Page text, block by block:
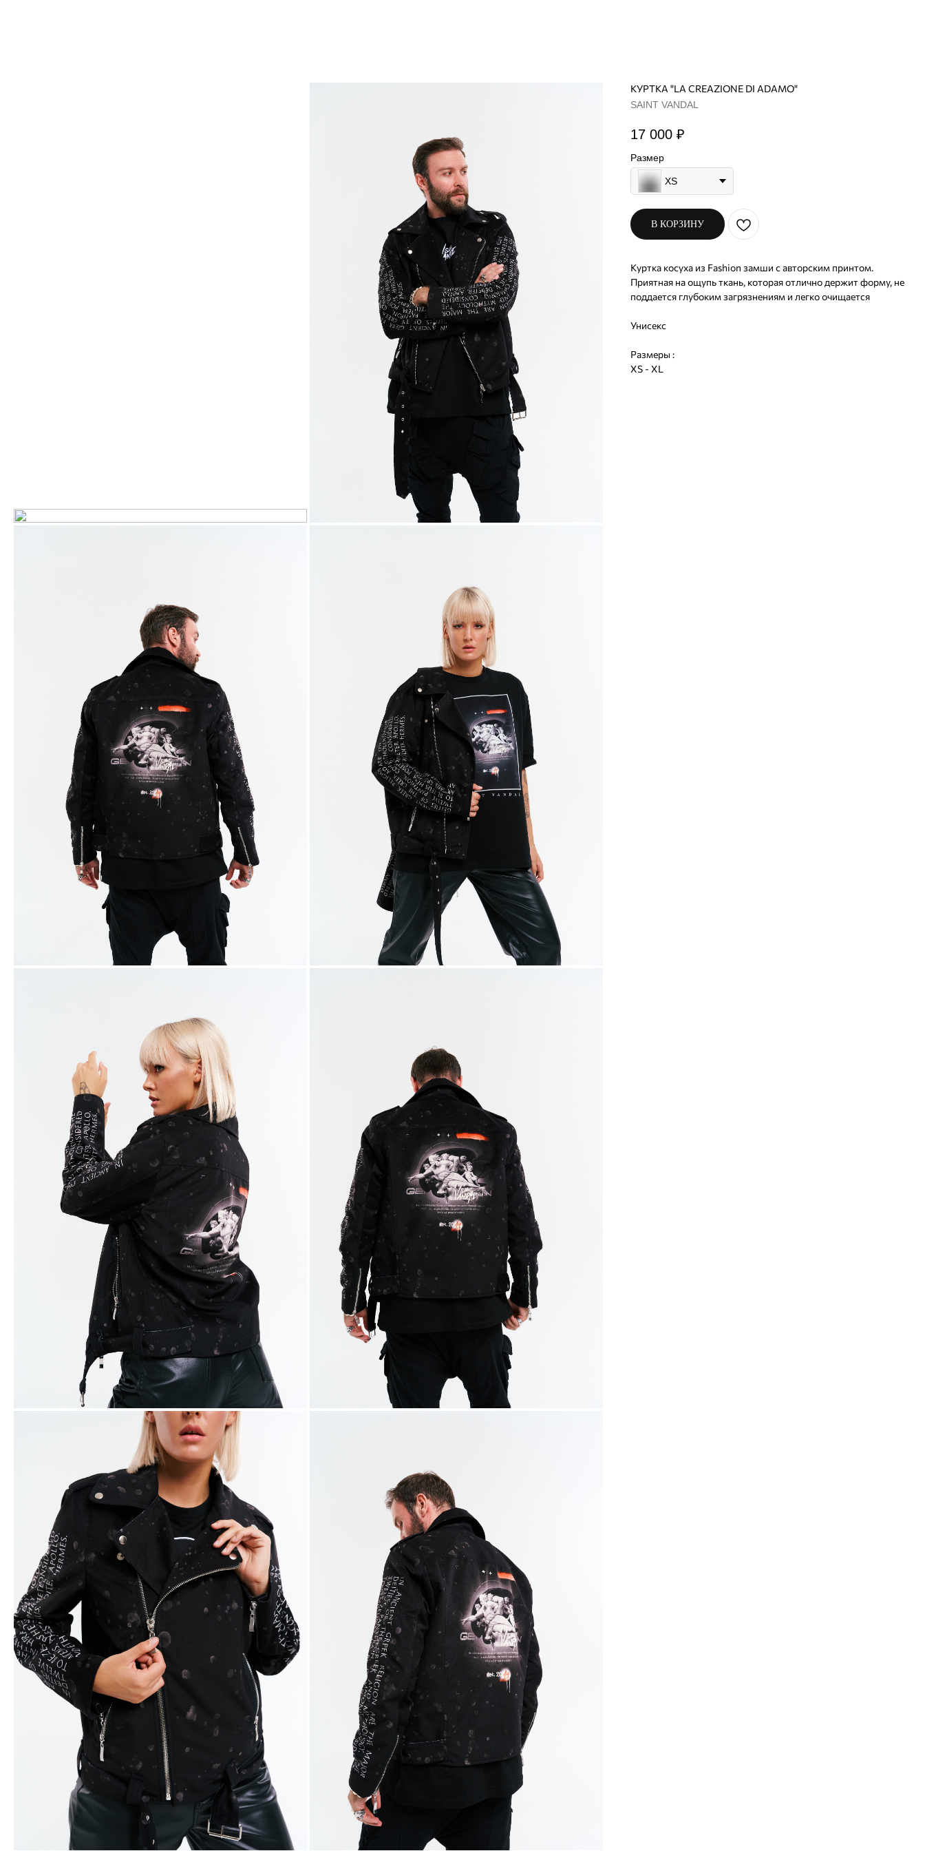
КУРТКА "LA CREAZIONE DI ADAMO"
SAINT VANDAL
17 000 ₽
Размер
XS
В КОРЗИНУ
Куртка косуха из Fashion замши c авторским принтом.
Приятная на ощупь ткань, которая отлично держит форму, не
поддается глубоким загрязнениям и легко очищается
Унисекс
Размеры :
XS - XL